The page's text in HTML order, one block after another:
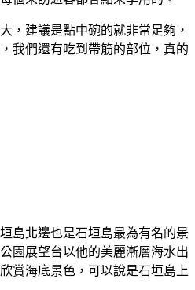
，建議是點中碗的就非常足夠，
我們還有吃到帶筋的部位，真的
島北邊也是石垣島最為有名的景
園展望台以他的美麗漸層海水出
賞海底景色，可以說是石垣島上